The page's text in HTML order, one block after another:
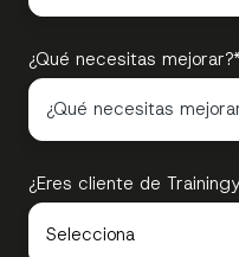
¿Qué necesitas mejorar?
¿Eres cliente de